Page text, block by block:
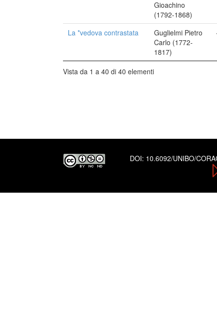
Gioachino
(1792-1868)
La *vedova contrastata
Guglielmi Pietro
Carlo (1772-
1817)
Vista da 1 a 40 di 40 elementi
DOI: 10.6092/UNIBO/